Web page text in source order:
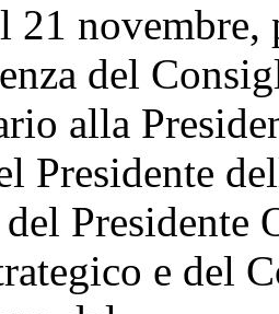
21 novembre,
del
alla
Presidente
Presidente
e del